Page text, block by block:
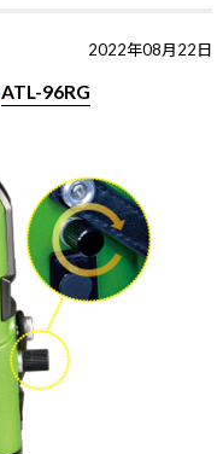
2022年08月22日
ATL-96RG